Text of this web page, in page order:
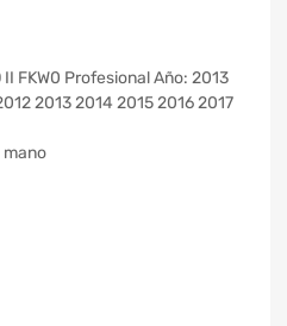
II FKW0 Profesional Año: 2013
2013 2014 2015 2016 2017
mano